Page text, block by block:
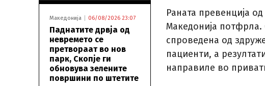
Македонија 06/08/2026 23:07
Паднатите дрвја од
невремето се
претвораат во нов
парк, Скопје ги
обновува зелените
површини по штетите
Раната превенција
Македонија потфрла.
спроведена од
пациенти, а
направиле во